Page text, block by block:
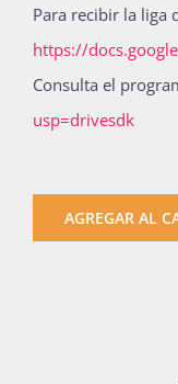
Para recibir la liga
https://
Consulta el
usp=drivesdk
AGREGAR AL